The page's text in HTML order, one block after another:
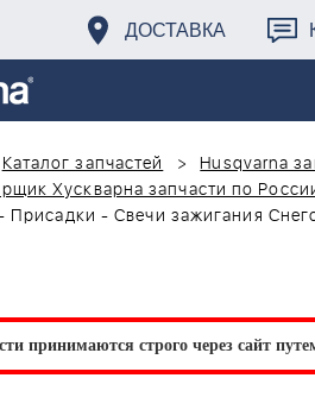
ДОСТАВКА
Каталог запчастей Husqvarna
Хускварна запчасти по
- Свечи зажигания
принимаются строго через сайт